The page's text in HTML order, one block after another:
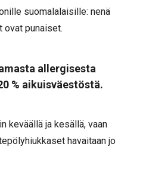
suomalalaisille: nenä
ovat punaiset.
allergisesta
% aikuisväestöstä.
keväällä ja kesällä, vaan
havaitaan jo